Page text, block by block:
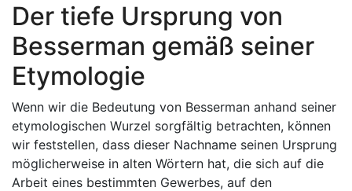
Der tiefe Ursprung von
Besserman gemäß seiner
Etymologie
Wenn wir die Bedeutung von Besserman anhand seiner
etymologischen Wurzel sorgfältig betrachten, können
wir feststellen, dass dieser Nachname seinen Ursprung
möglicherweise in alten Wörtern hat, die sich auf die
Arbeit eines bestimmten Gewerbes, auf den